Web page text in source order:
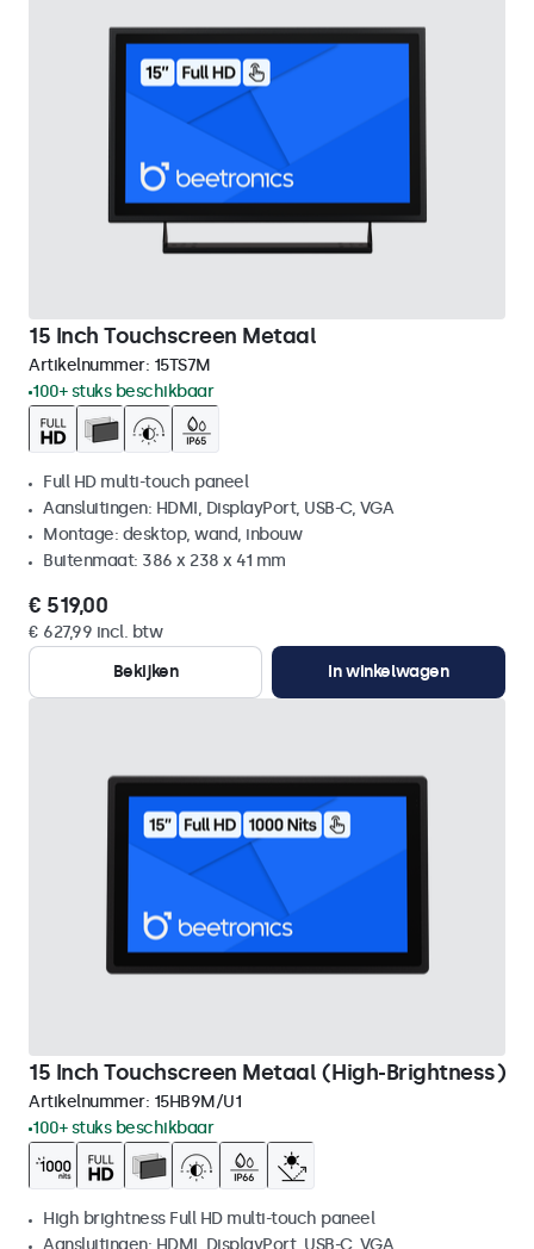
15 Inch Touchscreen Metaal
Artikelnummer: 15TS7M
100+ stuks beschikbaar
Full HD multi-touch paneel
Aansluitingen: HDMI, DisplayPort, USB-C, VGA
Montage: desktop, wand, inbouw
Buitenmaat: 386 x 238 x 41 mm
€ 519,00
€ 627,99 incl. btw
Bekijken
In winkelwagen
15 Inch Touchscreen Metaal (High-Brightness)
Artikelnummer: 15HB9M/U1
100+ stuks beschikbaar
High brightness Full HD multi-touch paneel
Aansluitingen: HDMI, DisplayPort, USB-C, VGA